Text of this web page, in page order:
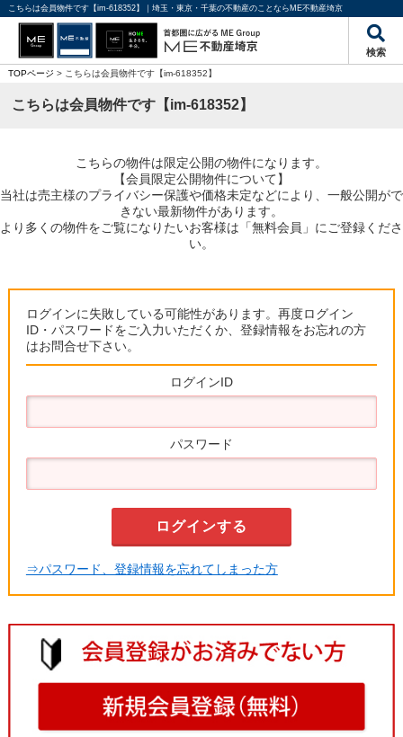
こちらは会員物件です【im-618352】｜埼玉・東京・千葉の不動産のことならME不動産埼京
検索
TOPページ > こちらは会員物件です【im-618352】
こちらは会員物件です【im-618352】
こちらの物件は限定公開の物件になります。
【会員限定公開物件について】
当社は売主様のプライバシー保護や価格未定などにより、一般公開がで
きない最新物件があります。
より多くの物件をご覧になりたいお客様は「無料会員」にご登録くださ
い。
ログインに失敗している可能性があります。再度ログイン
ID・パスワードをご入力いただくか、登録情報をお忘れの方
はお問合せ下さい。
ログインID
パスワード
⇒パスワード、登録情報を忘れてしまった方